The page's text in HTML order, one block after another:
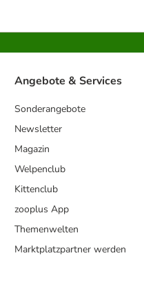
Angebote & Services
Sonderangebote
Newsletter
Magazin
Welpenclub
Kittenclub
zooplus App
Themenwelten
Marktplatzpartner werden